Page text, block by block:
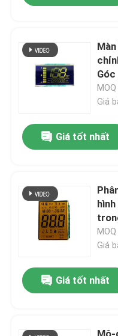
Các sản phẩm
Chương trình VR
Góc
Giá
Giá tốt nhất
Giá
Giá tốt nhất